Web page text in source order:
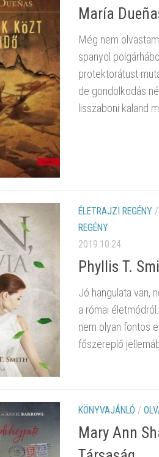
María
Még nem
spanyol
protektorátust
de gondolkodás
lisszaboni kaland
ÉLETRAJZI REGÉNY /
REGÉNY
2019.10.24.
Phyllis T.
Jó hangulata van,
a római
nem olyan fontos
főszereplő
KÖNYVAJÁNLÓ /
Mary Ann